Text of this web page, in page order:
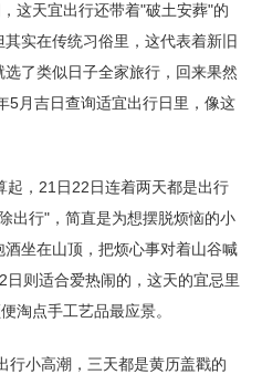
这天宜出行还带着"破土安葬"的
实在传统习俗里，这代表着新旧
了类似日子全家旅行，回来果然
5月吉日查询适宜出行日里，像这
起，21日22日连着两天都是出行
出行"，简直是为想摆脱烦恼的小
坐在山顶，把烦心事对着山谷喊
则适合爱热闹的，这天的宜忌里
淘点手工艺品最应景。
行小高潮，三天都是黄历盖戳的